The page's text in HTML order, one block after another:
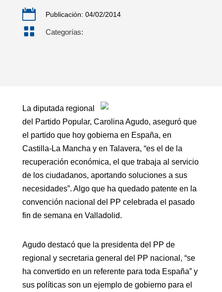
 Publicación: 04/02/2014
 Categorías:
La diputada regional
del Partido Popular, Carolina Agudo, aseguró que
el partido que hoy gobierna en España, en
Castilla-La Mancha y en Talavera, “es el de la
recuperación económica, el que trabaja al servicio
de los ciudadanos, aportando soluciones a sus
necesidades”. Algo que ha quedado patente en la
convención nacional del PP celebrada el pasado
fin de semana en Valladolid.
Agudo destacó que la presidenta del PP de
regional y secretaria general del PP nacional, “se
ha convertido en un referente para toda España” y
sus políticas son un ejemplo de gobierno para el